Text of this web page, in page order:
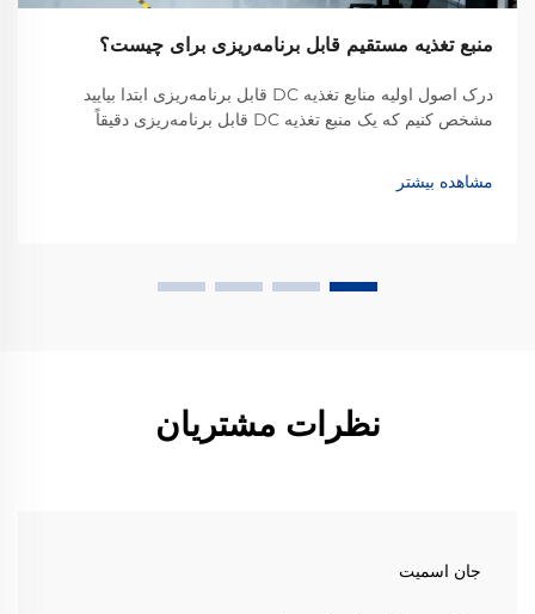
منبع تغذیه مستقیم قابل برنامه‌ریزی برای چیست؟
درک اصول اولیه منابع تغذیه DC قابل برنامه‌ریزی ابتدا بیایید
مشخص کنیم که یک منبع تغذیه DC قابل برنامه‌ریزی دقیقاً
تغذیه ثابت معمولی...
مشاهده بیشتر
نظرات مشتریان
جان اسمیت